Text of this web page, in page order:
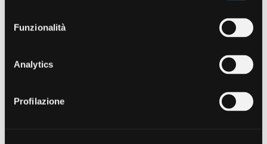
Funzionalità
Analytics
Profilazione
professionale Medici – Polizza AXA:
primo tra 3 eventi – Polizze legate al
Mutuo – Altre coperture assicurative
in Convenzione